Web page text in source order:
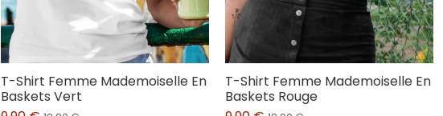
T-Shirt Femme Mademoiselle En
Baskets Vert
T-Shirt Femme Mademoiselle En
Baskets Rouge